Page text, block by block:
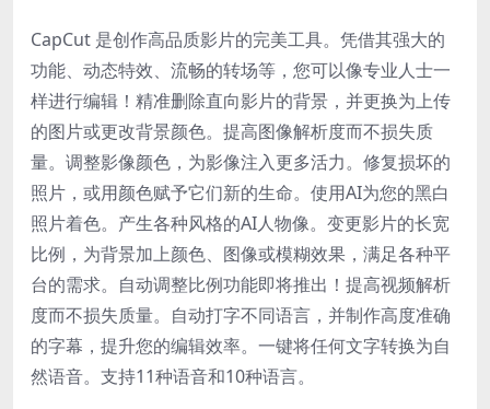
CapCut 是创作高品质影片的完美工具。凭借其强大的
功能、动态特效、流畅的转场等，您可以像专业人士一
样进行编辑！精准删除直向影片的背景，并更换为上传
的图片或更改背景颜色。提高图像解析度而不损失质
量。调整影像颜色，为影像注入更多活力。修复损坏的
照片，或用颜色赋予它们新的生命。使用AI为您的黑白
照片着色。产生各种风格的AI人物像。变更影片的长宽
比例，为背景加上颜色、图像或模糊效果，满足各种平
台的需求。自动调整比例功能即将推出！提高视频解析
度而不损失质量。自动打字不同语言，并制作高度准确
的字幕，提升您的编辑效率。一键将任何文字转换为自
然语音。支持11种语音和10种语言。